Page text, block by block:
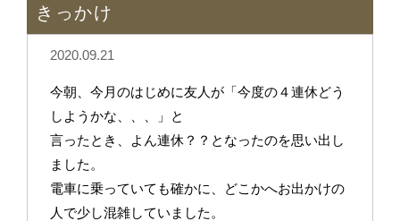
きっかけ
2020.09.21
今朝、今月のはじめに友人が「今度の４連休どう
しようかな、、、」と
言ったとき、よん連休？？となったのを思い出し
ました。
電車に乗っていても確かに、どこかへお出かけの
人で少し混雑していました。